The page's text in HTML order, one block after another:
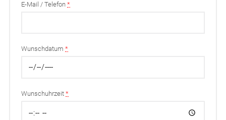
E-Mail / Telefon*
Wunschdatum*
Wunschuhrzeit*